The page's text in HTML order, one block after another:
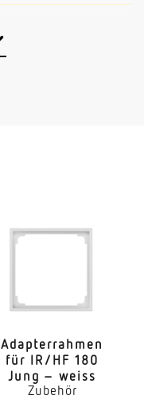
Adap­ter­rahmen
für IR/HF 180
Jung – weiss
Zubehör